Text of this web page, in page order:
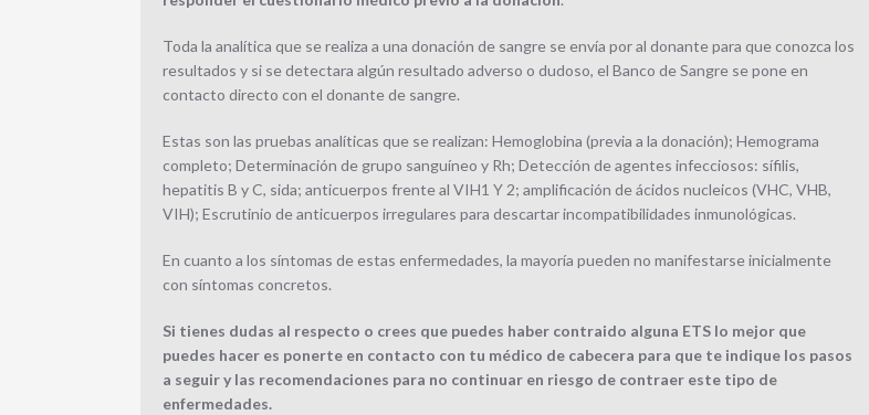
Toda la analítica que se realiza a una donación de sangre se envía por al donante para que conozca los
resultados y si se detectara algún resultado adverso o dudoso, el Banco de Sangre se pone en
contacto directo con el donante de sangre.
Estas son las pruebas analíticas que se realizan: Hemoglobina (previa a la donación); Hemograma
completo; Determinación de grupo sanguíneo y Rh; Detección de agentes infecciosos: sífilis,
hepatitis B y C, sida; anticuerpos frente al VIH1 Y 2; amplificación de ácidos nucleicos (VHC, VHB,
VIH); Escrutinio de anticuerpos irregulares para descartar incompatibilidades inmunológicas.
En cuanto a los síntomas de estas enfermedades, la mayoría pueden no manifestarse inicialmente
con síntomas concretos.
Si tienes dudas al respecto o crees que puedes haber contraido alguna ETS lo mejor que
puedes hacer es ponerte en contacto con tu médico de cabecera para que te indique los pasos
a seguir y las recomendaciones para no continuar en riesgo de contraer este tipo de
enfermedades.